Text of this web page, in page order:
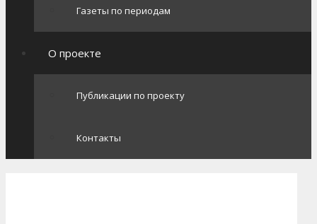
Газеты по периодам
О проекте
Публикации по проекту
Контакты